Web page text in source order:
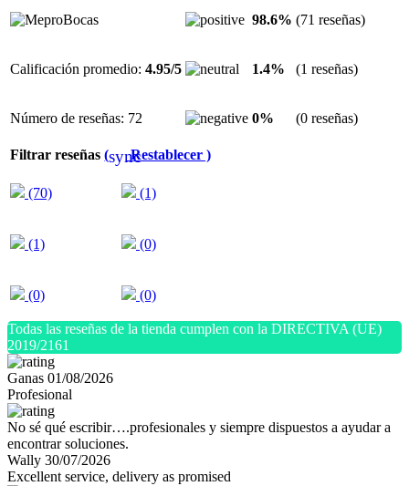
98.6% (71 reseñas)
Calificación promedio: 4.95/5 1.4% (1 reseñas)
Número de reseñas: 72 0% (0 reseñas)
Filtrar reseñas(syncRestablecer )
(70) (1)
(1) (0)
(0) (0)
Todas las reseñas de la tienda cumplen con la DIRECTIVA (UE)
2019/2161
Ganas 01/08/2026
Profesional
No sé qué escribir….profesionales y siempre dispuestos a ayudar a
encontrar soluciones.
Wally 30/07/2026
Excellent service, delivery as promised